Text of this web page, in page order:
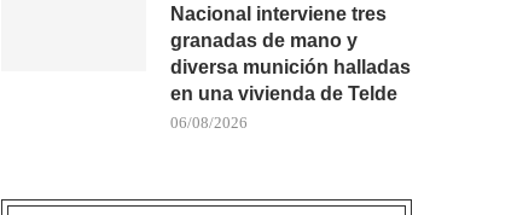
Nacional interviene tres
granadas de mano y
diversa munición halladas
en una vivienda de Telde
06/08/2026